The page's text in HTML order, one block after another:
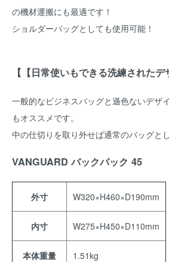
の機材運搬にも最適です！
ショルダーバッグとしても使用可能！
【【日常使いもできる洗練されたデ
一般的なビジネスバッグと遜色ないデザ
もオススメです。
中の仕切りを取り外せば通常のバッグと
VANGUARD バックパック 45
外寸 W320×H460×D190mm
内寸 W275×H450×D110mm
本体重量 1.51kg